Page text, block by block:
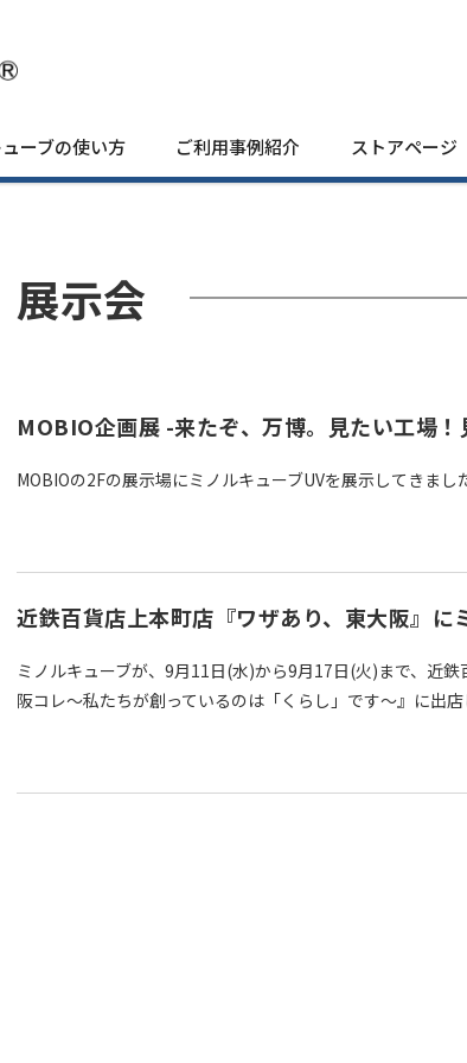
ーブの使い方 ご利用事例紹介 ストアページ
展示会
MOBIO企画展 -来たぞ、万博。見たい工場
MOBIOの2Fの展示場にミノルキューブUVを展示してきまし
近鉄百貨店上本町店『ワザあり、東大阪』
ミノルキューブが、9月11日(水)から9月17日(火)まで、近
阪コレ～私たちが創っているのは「くらし」です～』に出